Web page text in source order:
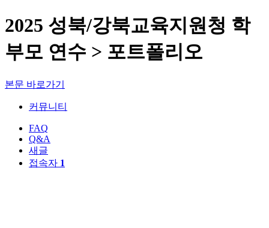
2025 성북/강북교육지원청 학
부모 연수 > 포트폴리오
본문 바로가기
커뮤니티
FAQ
Q&A
새글
접속자 1